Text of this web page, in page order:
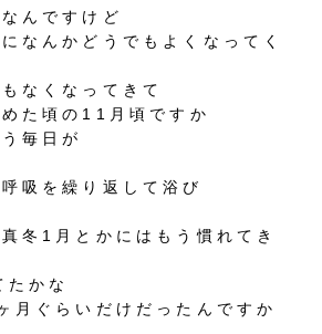
んですけど
なんかどうでもよくなってく
なくなってきて
た頃の11月頃ですか
毎日が
吸を繰り返して浴び
冬1月とかにはもう慣れてき
かな
月ぐらいだけだったんですか